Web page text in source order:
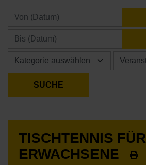
TISCHTENNIS FÜR
ERWACHSENE